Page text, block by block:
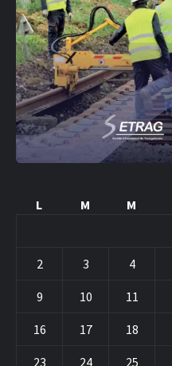
L
M M
2 3 4
9 10 11
16 17 18
23 24 25